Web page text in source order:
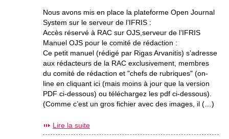
Nous avons mis en place la plateforme Open Journal
System sur le serveur de l’IFRIS :
Accès réservé à RAC sur OJS,serveur de l’IFRIS
Manuel OJS pour le comité de rédaction :
Ce petit manuel (rédigé par Rigas Arvanitis) s’adresse
aux rédacteurs de la RAC exclusivement, membres
du comité de rédaction et "chefs de rubriques" (on-
line en cliquant ici (mais moins à jour que la version
PDF ci-dessous) ou téléchargez les pdf ci-dessous).
(Comme c’est un gros fichier avec des images, il (…)
Lire la suite